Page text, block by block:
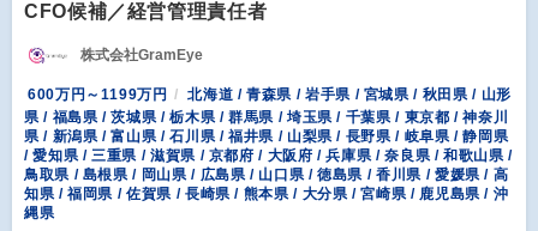
CFO候補／経営管理責任者
株式会社GramEye
600万円～1199万円
北海道 / 青森県 / 岩手県 / 宮城県 / 秋田県 / 山形
県 / 福島県 / 茨城県 / 栃木県 / 群馬県 / 埼玉県 / 千葉県 / 東京都 / 神奈川
県 / 新潟県 / 富山県 / 石川県 / 福井県 / 山梨県 / 長野県 / 岐阜県 / 静岡県
/ 愛知県 / 三重県 / 滋賀県 / 京都府 / 大阪府 / 兵庫県 / 奈良県 / 和歌山県 /
鳥取県 / 島根県 / 岡山県 / 広島県 / 山口県 / 徳島県 / 香川県 / 愛媛県 / 高
知県 / 福岡県 / 佐賀県 / 長崎県 / 熊本県 / 大分県 / 宮崎県 / 鹿児島県 / 沖
縄県